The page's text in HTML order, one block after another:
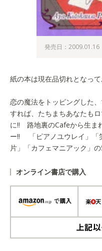
発売日：2009.01.16
紙の本は現在品切れとなって
恋の魔法をトッピングした
すれば、たちまちあなたも
に!! 路地裏のCafeから生ま
ー!! 「ピアノユウレイ」「
片」「カフェマニアック」の
オンライン書店で購入